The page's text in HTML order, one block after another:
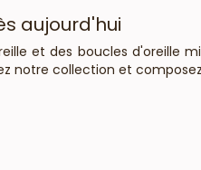
aujourd'hui
et des boucles d'oreille
notre collection et